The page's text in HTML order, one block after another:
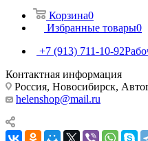
Корзина0
Избранные товары0
+7 (913) 711-10-92
Контактная информация
Россия, Новосибирск,
helenshop@mail.ru